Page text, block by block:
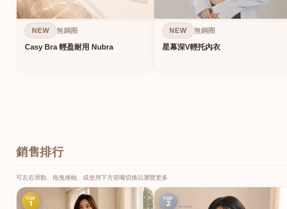
NEW 無鋼圈
Casy Bra 輕盈耐用 Nubra
NEW 無鋼圈
星幕深V輕托內衣
銷售排行
可左右滑動、拖曳捲軸、或使用下方箭嘴切換以瀏覽更多
TOP
1 TOP
2